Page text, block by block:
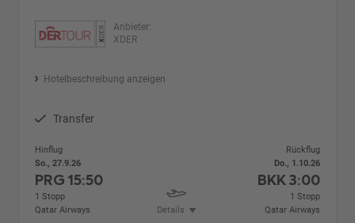
Anbieter:
XDER
Hotelbeschreibung anzeigen
Transfer
Hinflug
So., 27.9.26
PRG15:50
1 Stopp
Qatar Airways
Details
Rückflug
Do., 1.10.26
BKK3:00
1 Stopp
Qatar Airways